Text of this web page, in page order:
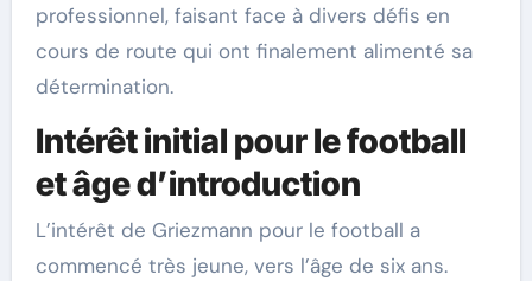
professionnel, faisant face à divers défis en
cours de route qui ont finalement alimenté sa
détermination.
Intérêt initial pour le football
et âge d’introduction
L’intérêt de Griezmann pour le football a
commencé très jeune, vers l’âge de six ans.